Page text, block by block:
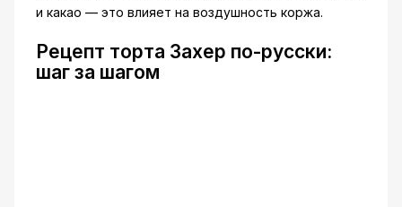
и какао — это влияет на воздушность коржа.
Рецепт торта Захер по-русски:
шаг за шагом